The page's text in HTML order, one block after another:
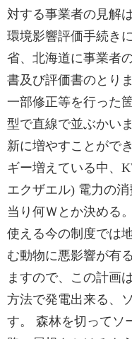
対する事業者の見解
環境影響評価手続き
省、北海道に事業者
書及び評価書のとり
一部修正等を行った
型で直線で並ぶかい
新に増やすことがで
ギー増えている中、
エクザエル) 電力の
当り何Ｗとか決める
使える今の制度では
む動物に悪影響が有
ますので、この計画
方法で発電出来る、
す。 森林を切ってソ